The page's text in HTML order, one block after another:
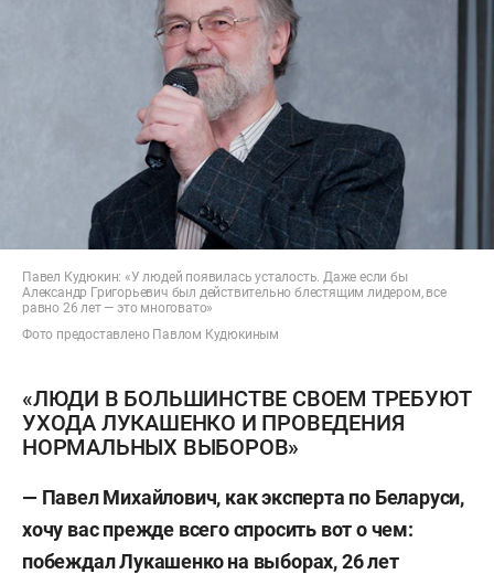
Павел Кудюкин: «У людей появилась усталость. Даже если бы
Александр Григорьевич был действительно блестящим лидером, все
равно 26 лет — это многовато»
Фото предоставлено Павлом Кудюкиным
«ЛЮДИ В БОЛЬШИНСТВЕ СВОЕМ ТРЕБУЮТ
УХОДА ЛУКАШЕНКО И ПРОВЕДЕНИЯ
НОРМАЛЬНЫХ ВЫБОРОВ»
— Павел Михайлович, как эксперта по Беларуси,
хочу вас прежде всего спросить вот о чем:
побеждал Лукашенко на выборах, 26 лет